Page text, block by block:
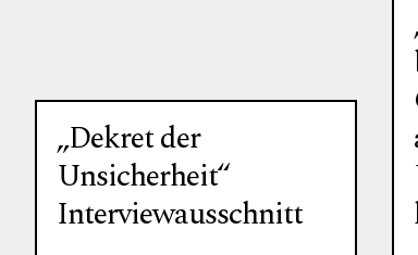
„Dekret der
Unsicherheit“
Interviewausschnitt